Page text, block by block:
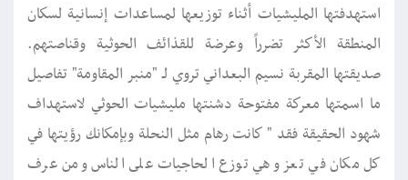
استهدفتها المليشيات أثناء توزيعها لمساعدات إنسانية لسكان
المنطقة الأكثر تضرراً وعرضة للقذائف الحوثية وقناصتهم.
صديقتها المقربة نسيم البعداني تروي لـ "منبر المقاومة" تفاصيل
ما اسمتها معركة مفتوحة دشنتها مليشيات الحوثي لاستهداف
شهود الحقيقة فقد " كانت رهام مثل النحلة وبإمكانك رؤيتها في
كل مكان في تعز وهي توزع الحاجيات على الناس ومن عرف